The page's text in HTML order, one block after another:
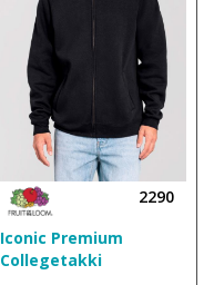
2290
Iconic Premium
Collegetakki